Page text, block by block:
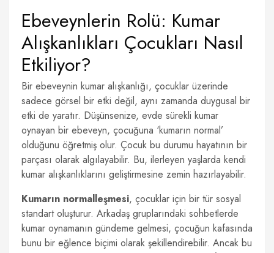
Ebeveynlerin Rolü: Kumar
Alışkanlıkları Çocukları Nasıl
Etkiliyor?
Bir ebeveynin kumar alışkanlığı, çocuklar üzerinde
sadece görsel bir etki değil, aynı zamanda duygusal bir
etki de yaratır. Düşünsenize, evde sürekli kumar
oynayan bir ebeveyn, çocuğuna ‘kumarın normal’
olduğunu öğretmiş olur. Çocuk bu durumu hayatının bir
parçası olarak algılayabilir. Bu, ilerleyen yaşlarda kendi
kumar alışkanlıklarını geliştirmesine zemin hazırlayabilir.
Kumarın normalleşmesi, çocuklar için bir tür sosyal
standart oluşturur. Arkadaş gruplarındaki sohbetlerde
kumar oynamanın gündeme gelmesi, çocuğun kafasında
bunu bir eğlence biçimi olarak şekillendirebilir. Ancak bu